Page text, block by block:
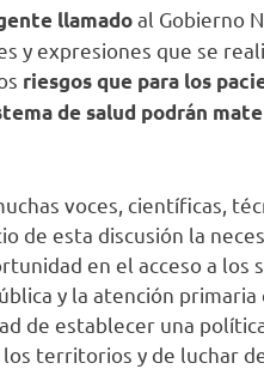
llamadoal Gobierno
y expresiones que se
riesgos que para los
de salud podrán
voces, científicas,
de esta discusión la
en el acceso a los
y la atención
de establecer una
territorios y de luchar